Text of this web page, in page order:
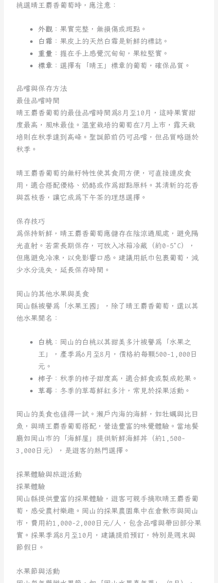
挑選晴王麝香葡萄時，應注意：
外觀 ：果實完整，無損傷或斑點。
白霜 ：果皮上的天然白霜是新鮮的標誌。
重量 ：握在手上感覺沉甸甸，果粒堅實。
標章 ：選擇有「晴王」標章的葡萄，確保品質。
品嚐與保存方法
最佳品嚐時間
晴王麝香葡萄的最佳品嚐時間為8月至10月，這時果實甜
度最高，風味最佳。溫室栽培的葡萄在7月上市，露天栽
培則在秋季達到高峰。聖誕節前仍可品嚐，但品質略遜於
秋季。
晴王麝香葡萄的無籽特性使其食用方便，可直接連皮食
用，適合搭配優格、奶酪或作為甜點原料。其清新的花香
與荔枝香，讓它成為下午茶的理想選擇。
保存技巧
為保持新鮮，晴王麝香葡萄應儲存在陰涼通風處，避免陽
光直射。若需長期保存，可放入冰箱冷藏（約0-5°C），
但應避免冷凍，以免影響口感。建議用紙巾包裹葡萄，減
少水分流失，延長保存時間。
岡山的其他水果與美食
岡山縣被譽為「水果王國」，除了晴王麝香葡萄，還以其
他水果聞名：
白桃 ：岡山的白桃以其甜美多汁被譽為「水果之
王」，產季為6月至8月，價格約每顆500-1,000日
元。
柿子 ：秋季的柿子甜度高，適合鮮食或製成乾果。
草莓 ：冬季的草莓鮮紅多汁，常見於採果活動。
岡山的美食也值得一試。瀨戶內海的海鮮，如牡蠣與比目
魚，與晴王麝香葡萄搭配，營造豐富的味覺體驗。當地餐
廳如岡山市的「海鮮屋」提供新鮮海鮮丼（約1,500-
3,000日元），是遊客的熱門選擇。
採果體驗與旅遊活動
採果體驗
岡山縣提供豐富的採果體驗，遊客可親手摘取晴王麝香葡
萄，感受農村樂趣。岡山的採果農園集中在倉敷市與岡山
市，費用約1,000-2,000日元/人，包含品嚐與帶回部分果
實。採果季為8月至10月，建議提前預訂，特別是週末與
節假日。
水果節與活動